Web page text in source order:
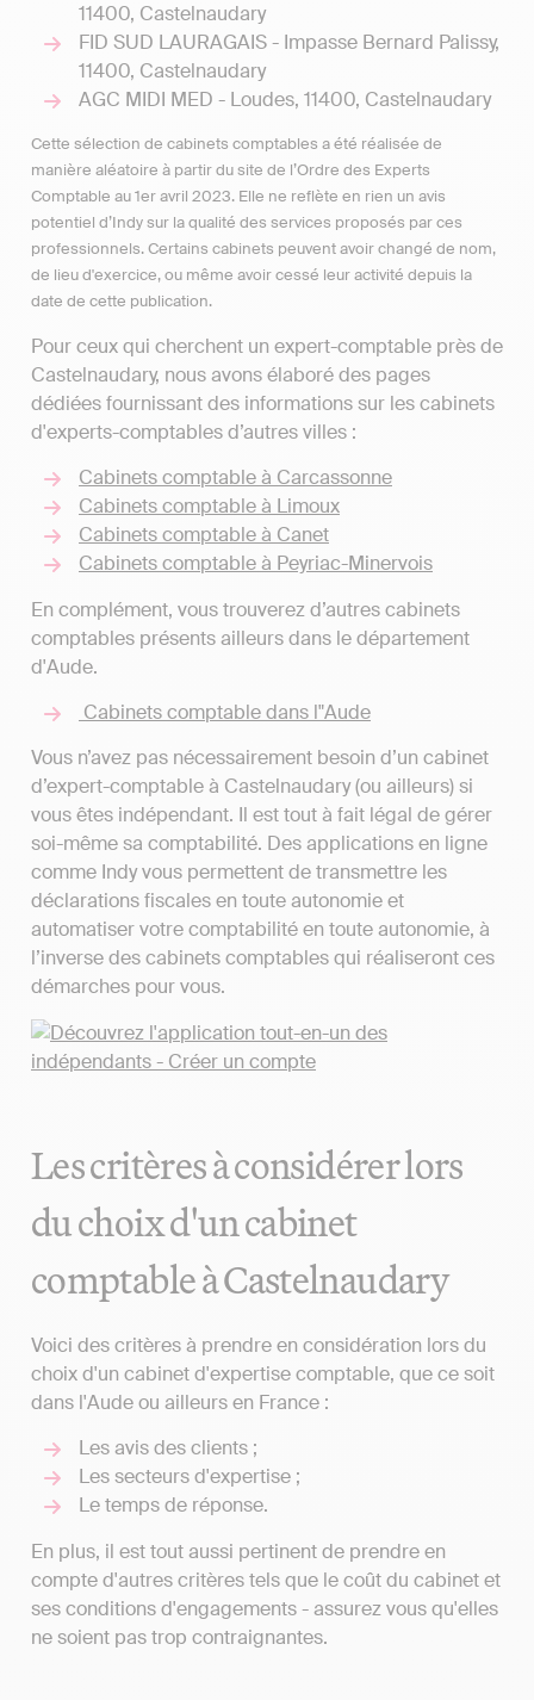
11400, Castelnaudary
FID SUD LAURAGAIS - Impasse Bernard Palissy,
11400, Castelnaudary
AGC MIDI MED - Loudes, 11400, Castelnaudary
Cette sélection de cabinets comptables a été réalisée de
manière aléatoire à partir du site de l’Ordre des Experts
Comptable au 1er avril 2023. Elle ne reflète en rien un avis
potentiel d’Indy sur la qualité des services proposés par ces
professionnels. Certains cabinets peuvent avoir changé de nom,
de lieu d'exercice, ou même avoir cessé leur activité depuis la
date de cette publication.
Pour ceux qui cherchent un expert-comptable près de
Castelnaudary, nous avons élaboré des pages
dédiées fournissant des informations sur les cabinets
d'experts-comptables d’autres villes :
Cabinets comptable à Carcassonne
Cabinets comptable à Limoux
Cabinets comptable à Canet
Cabinets comptable à Peyriac-Minervois
En complément, vous trouverez d’autres cabinets
comptables présents ailleurs dans le département
d'Aude.
Cabinets comptable dans l"Aude
Vous n’avez pas nécessairement besoin d’un cabinet
d’expert-comptable à Castelnaudary (ou ailleurs) si
vous êtes indépendant. Il est tout à fait légal de gérer
soi-même sa comptabilité. Des applications en ligne
comme Indy vous permettent de transmettre les
déclarations fiscales en toute autonomie et
automatiser votre comptabilité en toute autonomie, à
l’inverse des cabinets comptables qui réaliseront ces
démarches pour vous.
Les critères à considérer lors
du choix d'un cabinet
comptable à Castelnaudary
Voici des critères à prendre en considération lors du
choix d'un cabinet d'expertise comptable, que ce soit
dans l'Aude ou ailleurs en France :
Les avis des clients ;
Les secteurs d'expertise ;
Le temps de réponse.
En plus, il est tout aussi pertinent de prendre en
compte d'autres critères tels que le coût du cabinet et
ses conditions d'engagements - assurez vous qu'elles
ne soient pas trop contraignantes.